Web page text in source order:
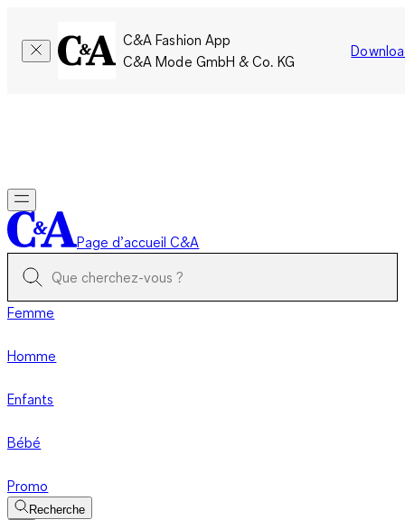
C&A Fashion App
C&A Mode GmbH & Co. KG
Page d’accueil C&A
Femme
Homme
Enfants
Bébé
Promo
Recherche